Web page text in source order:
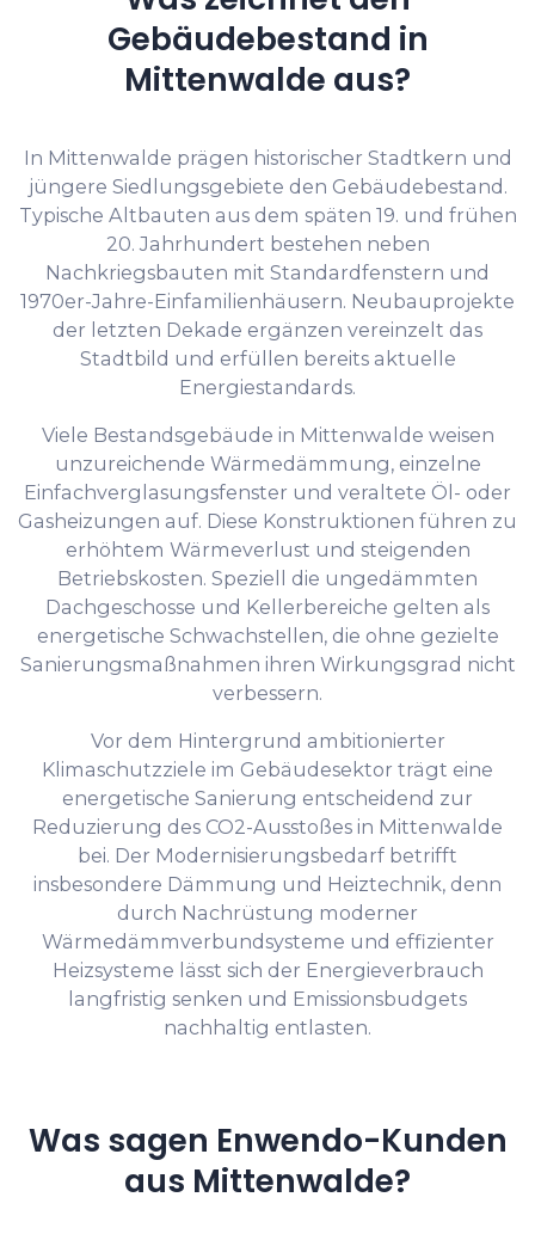
Gebäudebestand in
Mittenwalde aus?
In Mittenwalde prägen historischer Stadtkern und
jüngere Siedlungsgebiete den Gebäudebestand.
Typische Altbauten aus dem späten 19. und frühen
20. Jahrhundert bestehen neben
Nachkriegsbauten mit Standardfenstern und
1970er-Jahre-Einfamilienhäusern. Neubauprojekte
der letzten Dekade ergänzen vereinzelt das
Stadtbild und erfüllen bereits aktuelle
Energiestandards.
Viele Bestandsgebäude in Mittenwalde weisen
unzureichende Wärmedämmung, einzelne
Einfachverglasungsfenster und veraltete Öl- oder
Gasheizungen auf. Diese Konstruktionen führen zu
erhöhtem Wärmeverlust und steigenden
Betriebskosten. Speziell die ungedämmten
Dachgeschosse und Kellerbereiche gelten als
energetische Schwachstellen, die ohne gezielte
Sanierungsmaßnahmen ihren Wirkungsgrad nicht
verbessern.
Vor dem Hintergrund ambitionierter
Klimaschutzziele im Gebäudesektor trägt eine
energetische Sanierung entscheidend zur
Reduzierung des CO2-Ausstoßes in Mittenwalde
bei. Der Modernisierungsbedarf betrifft
insbesondere Dämmung und Heiztechnik, denn
durch Nachrüstung moderner
Wärmedämmverbundsysteme und effizienter
Heizsysteme lässt sich der Energieverbrauch
langfristig senken und Emissionsbudgets
nachhaltig entlasten.
Was sagen Enwendo-Kunden
aus Mittenwalde?